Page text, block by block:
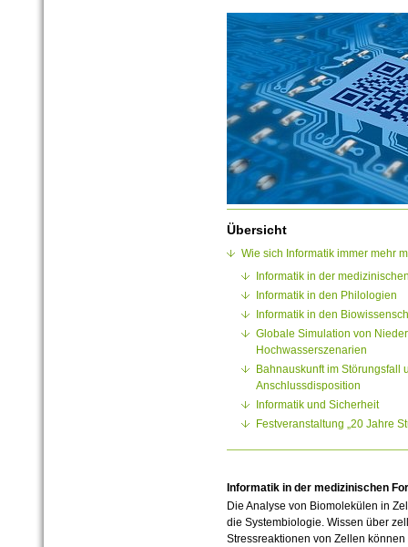
Übersicht
Wie sich Informatik immer mehr
Informatik in der
Informatik in den Philologien
Informatik in den
Globale Simulation von
Hochwasserszenarien
Bahnauskunft im Störungsfall
Anschlussdisposition
Informatik und Sicherheit
Festveranstaltung „20 Jahre
Informatik in der medizinischen
Die Analyse von Biomolekülen in
die Systembiologie. Wissen über
Stressreaktionen von Zellen